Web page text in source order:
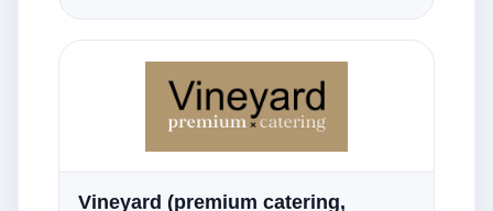
Vineyard (premium catering,